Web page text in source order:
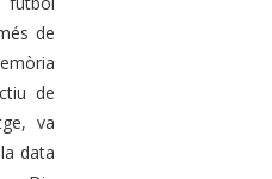
de
de
va
data